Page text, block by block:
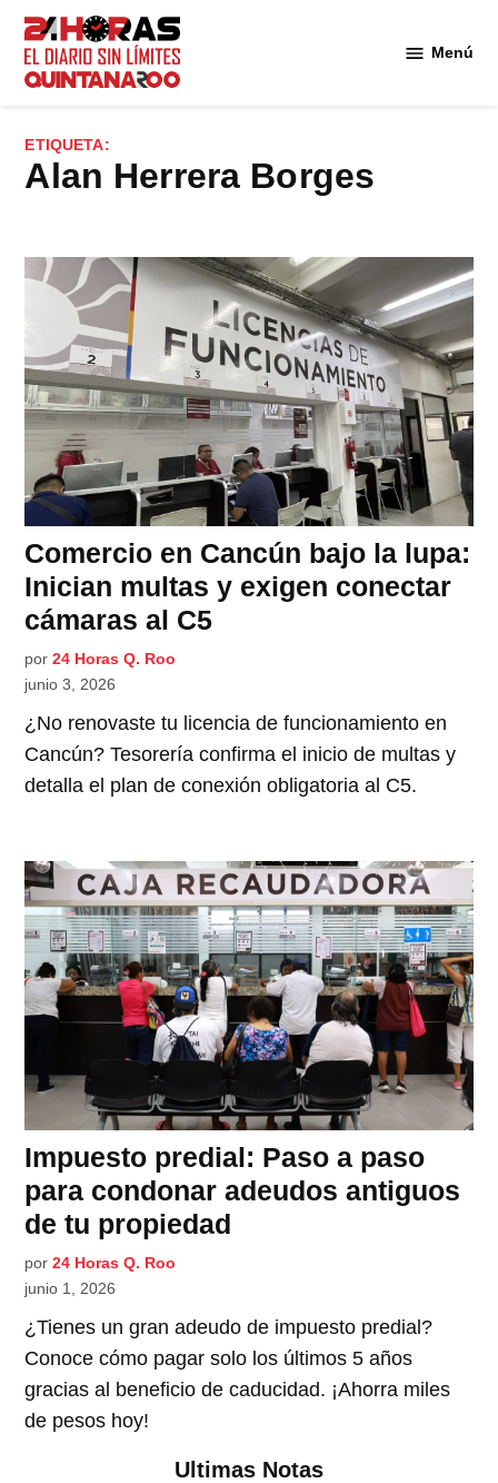
Saltar
contenido
Menú
ETIQUETA:
Alan Herrera Borges
Comercio en Cancún bajo la lupa:
Inician multas y exigen conectar
cámaras al C5
por 24 Horas Q. Roo
junio 3, 2026
¿No renovaste tu licencia de funcionamiento en
Cancún? Tesorería confirma el inicio de multas y
detalla el plan de conexión obligatoria al C5.
Impuesto predial: Paso a paso
para condonar adeudos antiguos
de tu propiedad
por 24 Horas Q. Roo
junio 1, 2026
¿Tienes un gran adeudo de impuesto predial?
Conoce cómo pagar solo los últimos 5 años
gracias al beneficio de caducidad. ¡Ahorra miles
de pesos hoy!
Ultimas Notas